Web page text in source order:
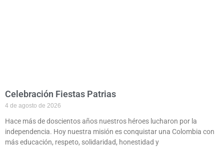
Celebración Fiestas Patrias
4 de agosto de 2026
Hace más de doscientos años nuestros héroes lucharon por la
independencia. Hoy nuestra misión es conquistar una Colombia con
más educación, respeto, solidaridad, honestidad y